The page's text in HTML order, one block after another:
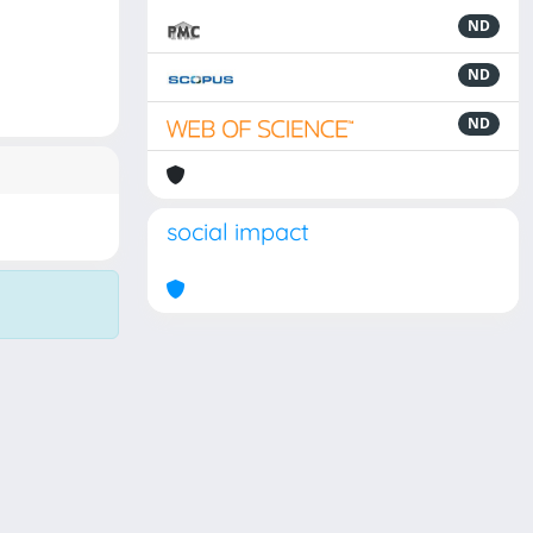
ND
ND
ND
social impact